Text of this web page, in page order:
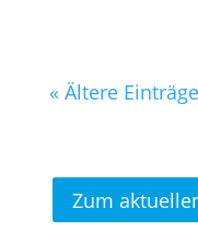
« Ältere Einträge
Zum